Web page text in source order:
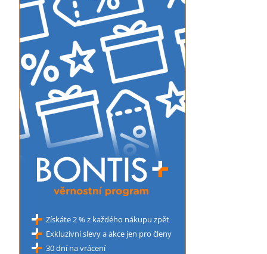
Získáte 2 % z každého nákupu zpět
Exkluzivní slevy a akce jen pro členy
30 dní na vrácení